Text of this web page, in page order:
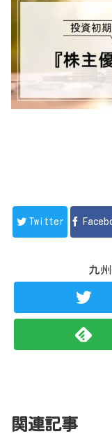
Twitter
九
関連記事